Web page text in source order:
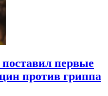
поставил первые
против гриппа